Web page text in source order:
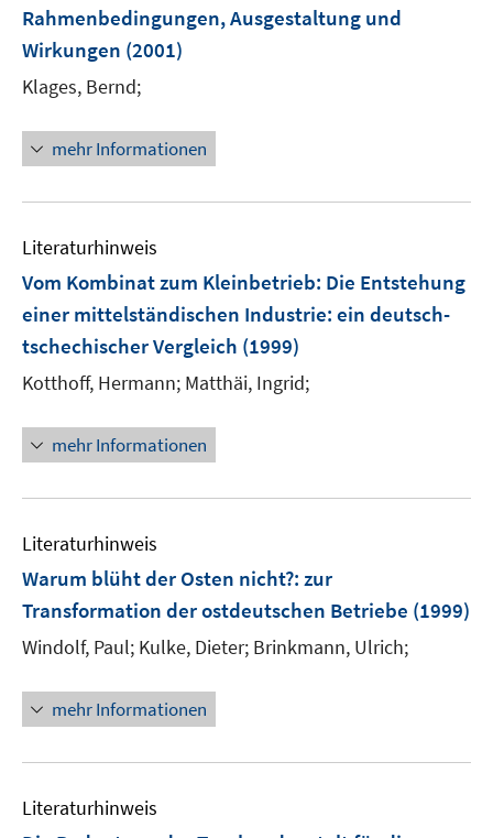
Rahmenbedingungen, Ausgestaltung und
Wirkungen (2001)
Klages, Bernd;
mehr Informationen
Literaturhinweis
Vom Kombinat zum Kleinbetrieb: Die Entstehung
einer mittelständischen Industrie: ein deutsch-
tschechischer Vergleich (1999)
Kotthoff, Hermann; Matthäi, Ingrid;
mehr Informationen
Literaturhinweis
Warum blüht der Osten nicht?: zur
Transformation der ostdeutschen Betriebe (1999)
Windolf, Paul; Kulke, Dieter; Brinkmann, Ulrich;
mehr Informationen
Literaturhinweis